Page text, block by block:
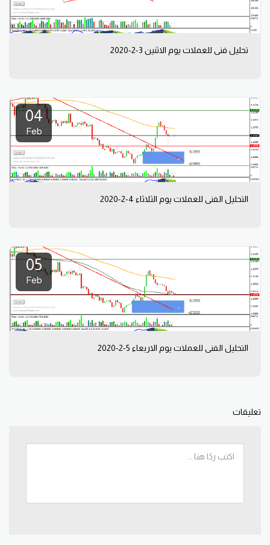
تحليل فني للعملات يوم الاثنين 3-2-2020
04
Feb
التحليل الفني للعملات يوم الثلاثاء 4-2-2020
05
Feb
التحليل الفني للعملات يوم الاربعاء 5-2-2020
تعليقات